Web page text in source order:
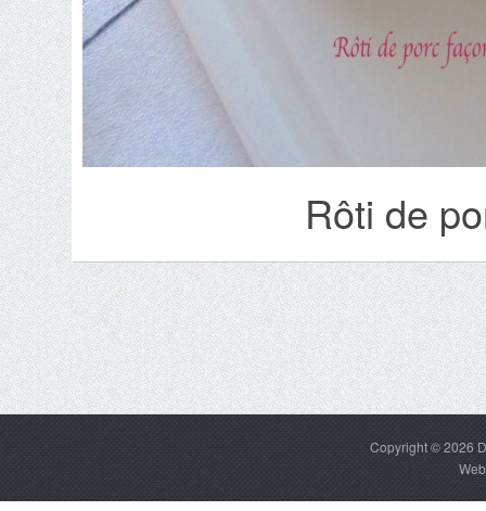
Rôti de
Copyright © 2026